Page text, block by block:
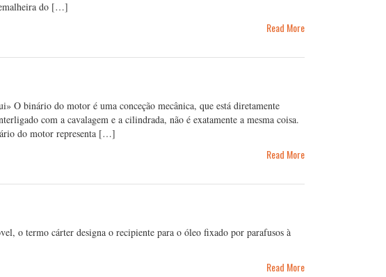
do […]
Read More
O binário do motor é uma conceção mecânica, que está diretamente
com a cavalagem e a cilindrada, não é exatamente a mesma coisa.
do motor representa […]
Read More
o termo cárter designa o recipiente para o óleo fixado por parafusos à
Read More